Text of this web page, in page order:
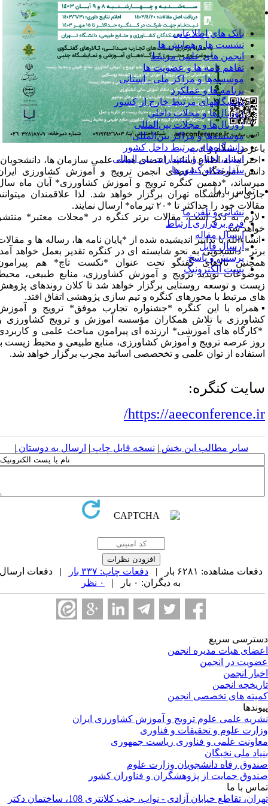
روابط بین الملل
بانک های اطلاعاتی
نشست ها و همایش ها
انجمن های علمی مرتبط
تفاهم نامه ها و عضویت ها
موسسه‌ها و مراکز ملی - استانی
برنامه ها و عملکرد
دانشگاههای مرتبط خارج از کشور
ژورنال‌ها و مجلات داخلی
ژورنال‌ها و مجلات بین‌المللی
موسسه‌ها و مراکز بین‌المللی
دانشگاه‌های مرتبط داخل کشور
اسناد، اخبار و انتشارات بین المللی
سفارتخانه کشورها
تماس با ما
نشانی و تلفن ما
فرم برقراری ارتباط
ارسال مقاله
ارسال فایل
پرسش و پاسخ
پست الکترونیک
سلام و ادب
به اطلاع اساتید، اعضای هیات علمی سازمان ها، دانشجویان،
آموختگان، اعضای انجمن ترویج و آموزش کشاورزی ایران
*دهمین کنگره ترویج و آموزش کشاورزی* آبان ماه سال
در دانشگاه تهران برگزار خواهد شد. لذا علاقمندان میتوانند
خود را حداکثر تا *۲۰ تیرماه* ارسال نمایند.
به ذکر است، مقالات برتر کنگره در *مجلات معتبر* منتشر
شد.
با تدابیر اندیشیده شده از *پایان نامه ها، رساله ها و مقالات
دانشجویی به نحو شایسته ای در کنگره تقدیر بعمل خواهد آمد.
تالاهای گفتگو تحت عنوان *نکست تاچ* هم پیرامون
نوپدید ترویج و آموزش کشاورزی، منابع طبیعی، محیط
و توسعه روستایی برگزار خواهد شد تا کلان روندهای پژوهش
مرتبط با محورهای کنگره و تیم سازی پژوهشی اتفاق افتد.
با این کنگره *جشنواره تجارب موفق* ترویج و آموزش
با تلاش همکاران مؤسسه آموزش و ترویج کشاورزی و
های آموزشی* ارزنده ای پیرامون مباحث علمی و کاربردی
عرصه ترویج و آموزش کشاورزی، منابع طبیعی و محیط زیست با
از توان علمی و تخحصصی اساتید مجرب برگزار خواهد شد.
کنگره:
https://
سایر مطالب این بخش | نسخه قابل چاپ| ارسال به دوستان|
دفعات مشاهده: ۶۲۸۱ بار | دفعات چاپ: ۳۳۷ بار
| دفعات ارسال
به دیگران: ۰ بار |
سریع
هیات مدیره انجمن
در انجمن
انجمن
انجمن
های تخصصی انجمن
علمی علوم ترویج و آموزش کشاورزی ایران
علوم و تحقیقات و فناوری
علمی و فناوری ریاست جمهوری
ملی نخبگان
رفاه دانشجویان وزارت علوم
حمایت از پژوهشگران و فناوران کشور
با ما
تهران، تقاطع خیابان آزادی - نواب، جنب کلانتری 108، ساختمان دکتر